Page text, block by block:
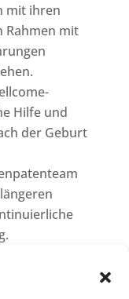
mit ihren
Rahmen mit
Hilfe und
der Geburt
vollen
für